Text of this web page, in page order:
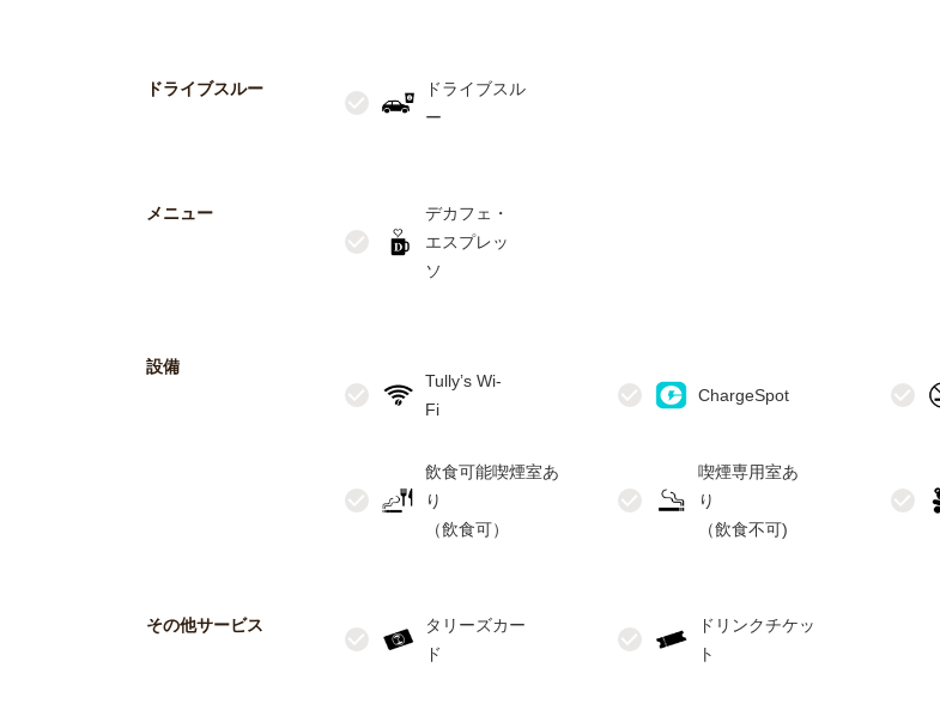
ドライブスルー
ドライブスル
メニュー
デカフェ・
エスプレッ
設備
Tully’s Wi-
Fi
ChargeSpot
飲食可能喫煙室あ
り
喫煙専用室あ
り
その他サービス
タリーズカー
ドリンクチケッ